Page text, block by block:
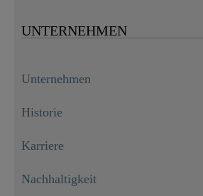
UNTERNEHMEN
Unternehmen
Historie
Karriere
Nachhaltigkeit